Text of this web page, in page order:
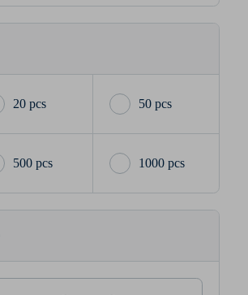
20 pcs 50 pcs
500 pcs 1000 pcs